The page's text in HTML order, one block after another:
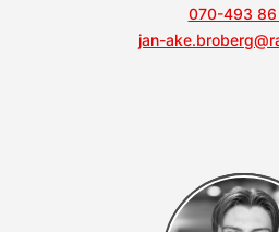
070-493 86
jan-